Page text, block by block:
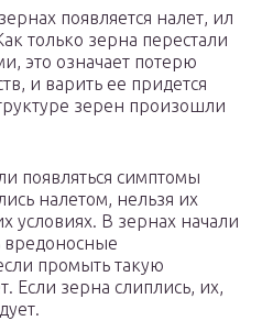
появляется налет, ил
только зерна перестали
это означает потерю
и варить ее придется
зерен произошли
появляться симптомы
налетом, нельзя их
условиях. В зернах начали
вредоносные
промыть такую
Если зерна слиплись, их,